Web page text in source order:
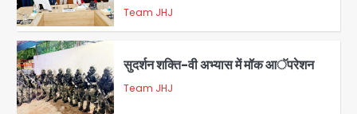
3
Team JHJ
सुदर्शन शक्ति-वी अभ्यास में मॉक आॅपरेशन
Team JHJ